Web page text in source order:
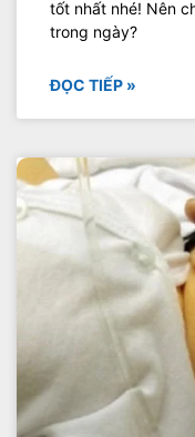
tốt nhất nhé! Nên
trong ngày?
ĐỌC TIẾP »